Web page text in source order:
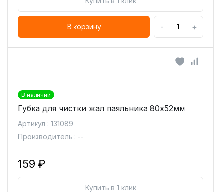
В корзину - +
В наличии
Губка для чистки жал паяльника 80х52мм
Артикул : 131089
Производитель : --
159 ₽
Купить в 1 клик